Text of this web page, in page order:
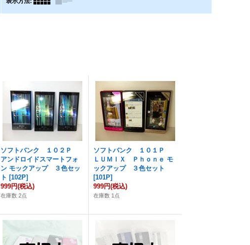
ソフトバンク １０２Ｐ
アンドロイドスマートフォ
ン モックアップ ３色セッ
ト [102P]
999円(税込)
在庫数 2点
ソフトバンク １０１Ｐ
ＬＵＭＩＸ Ｐｈｏｎｅ モ
ックアップ ３色セット
[101P]
999円(税込)
在庫数 1点